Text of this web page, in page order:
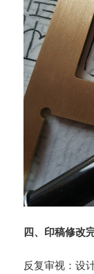
四、印稿修改
反复审视：设